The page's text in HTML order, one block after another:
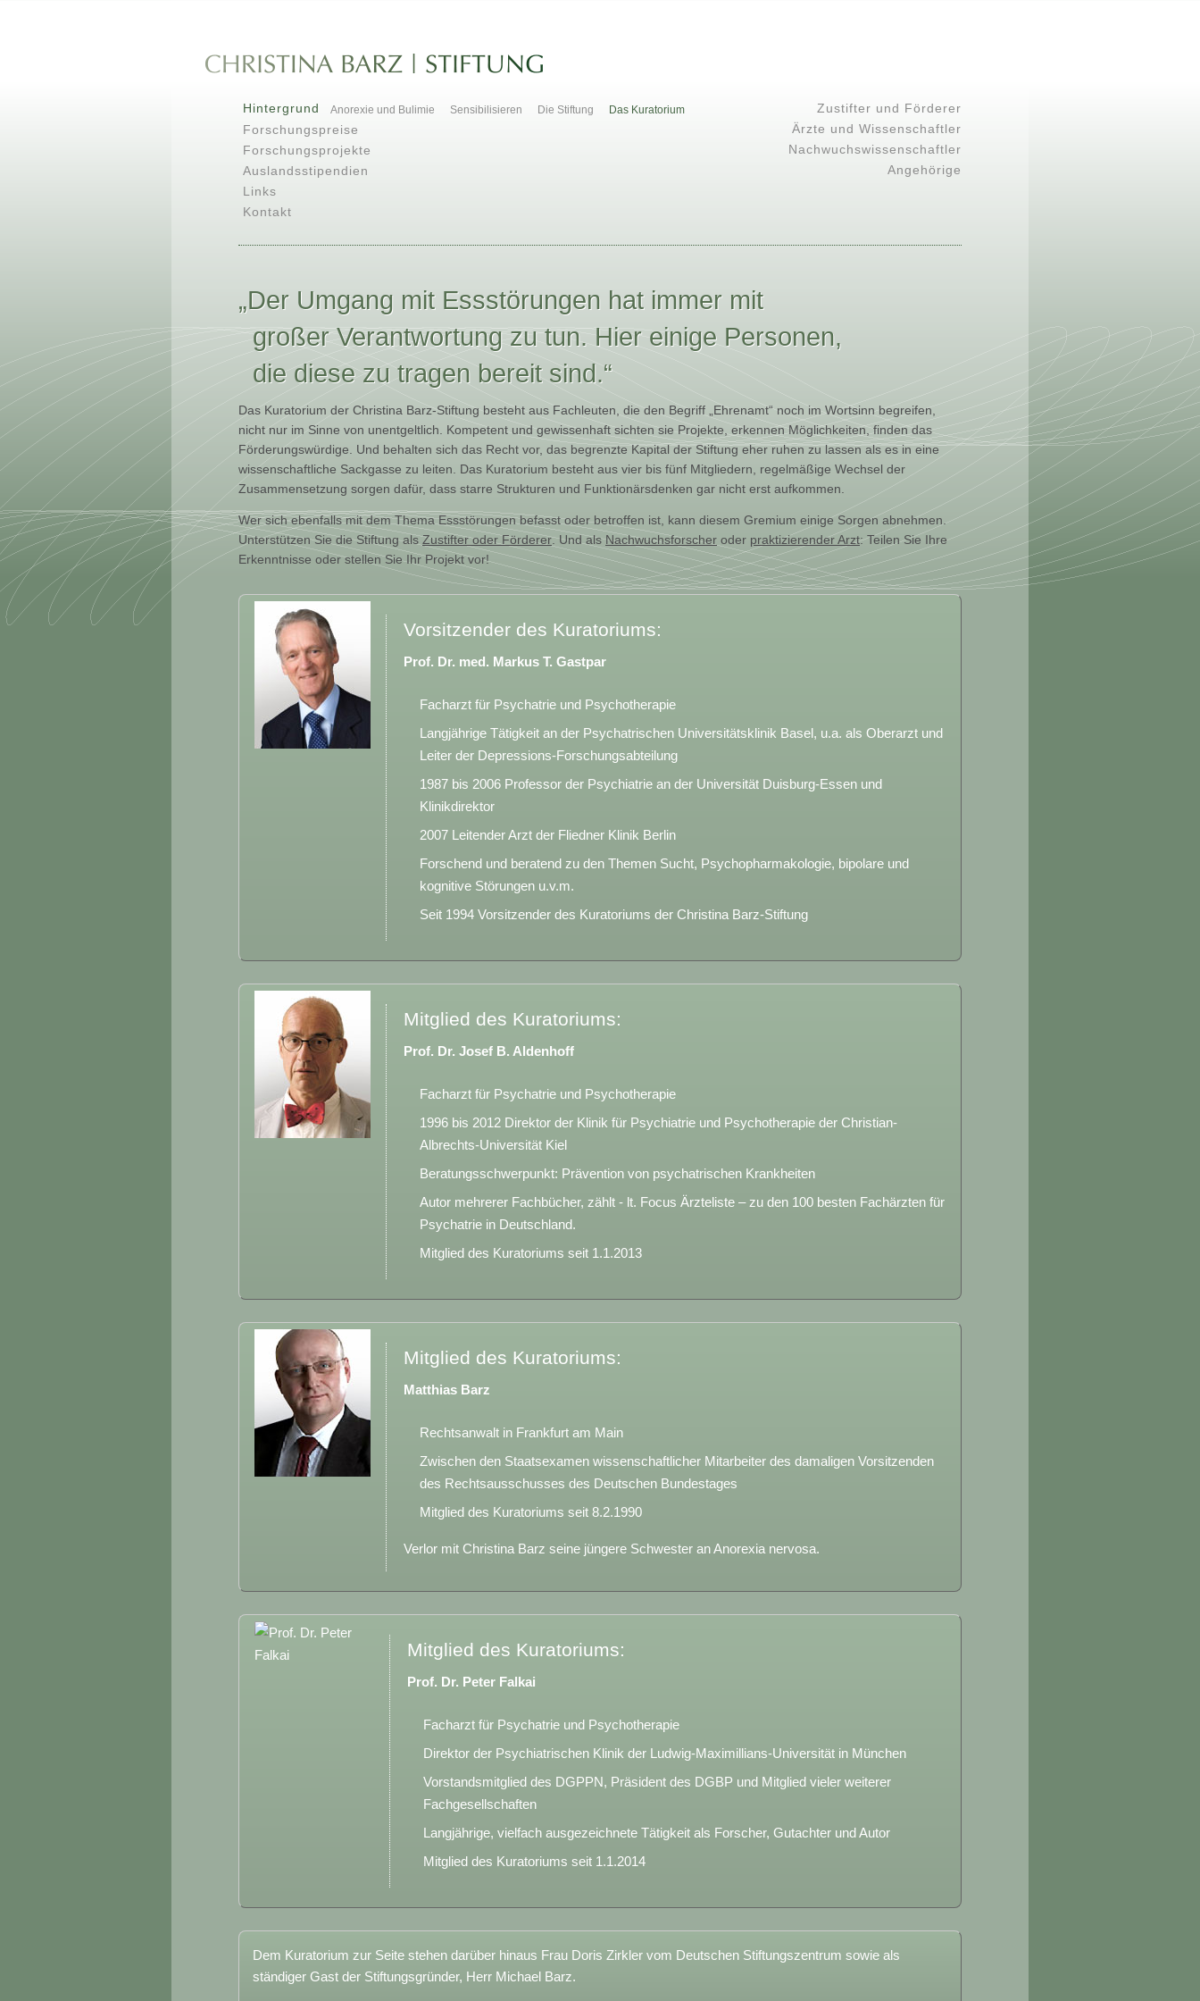
Hintergrund Anorexie und Bulimie Sensibilisieren Die Stiftung Das Kuratorium
Forschungspreise
Forschungsprojekte
Auslandsstipendien
Links
Kontakt
Zustifter und Förderer
Ärzte und Wissenschaftler
Nachwuchswissenschaftler
Angehörige
„Der Umgang mit Essstörungen hat immer mit
großer Verantwortung zu tun. Hier einige Personen,
die diese zu tragen bereit sind.“
Das Kuratorium der Christina Barz-Stiftung besteht aus Fachleuten, die den Begriff „Ehrenamt“ noch im Wortsinn begreifen,
nicht nur im Sinne von unentgeltlich. Kompetent und gewissenhaft sichten sie Projekte, erkennen Möglichkeiten, finden das
Förderungswürdige. Und behalten sich das Recht vor, das begrenzte Kapital der Stiftung eher ruhen zu lassen als es in eine
wissenschaftliche Sackgasse zu leiten. Das Kuratorium besteht aus vier bis fünf Mitgliedern, regelmäßige Wechsel der
Zusammensetzung sorgen dafür, dass starre Strukturen und Funktionärsdenken gar nicht erst aufkommen.
Wer sich ebenfalls mit dem Thema Essstörungen befasst oder betroffen ist, kann diesem Gremium einige Sorgen abnehmen.
Unterstützen Sie die Stiftung als Zustifter oder Förderer . Und als Nachwuchsforscher oder praktizierender Arzt: Teilen Sie Ihre
Erkenntnisse oder stellen Sie Ihr Projekt vor!
Vorsitzender des Kuratoriums:
Prof. Dr. med. Markus T. Gastpar
Facharzt für Psychatrie und Psychotherapie
Langjährige Tätigkeit an der Psychatrischen Universitätsklinik Basel, u.a. als Oberarzt und
Leiter der Depressions-Forschungsabteilung
1987 bis 2006 Professor der Psychiatrie an der Universität Duisburg-Essen und
Klinikdirektor
2007 Leitender Arzt der Fliedner Klinik Berlin
Forschend und beratend zu den Themen Sucht, Psychopharmakologie, bipolare und
kognitive Störungen u.v.m.
Seit 1994 Vorsitzender des Kuratoriums der Christina Barz-Stiftung
Mitglied des Kuratoriums:
Prof. Dr. Josef B. Aldenhoff
Facharzt für Psychatrie und Psychotherapie
1996 bis 2012 Direktor der Klinik für Psychiatrie und Psychotherapie der Christian-
Albrechts-Universität Kiel
Beratungsschwerpunkt: Prävention von psychatrischen Krankheiten
Autor mehrerer Fachbücher, zählt - lt. Focus Ärzteliste – zu den 100 besten Fachärzten für
Psychatrie in Deutschland.
Mitglied des Kuratoriums seit 1.1.2013
Mitglied des Kuratoriums:
Matthias Barz
Rechtsanwalt in Frankfurt am Main
Zwischen den Staatsexamen wissenschaftlicher Mitarbeiter des damaligen Vorsitzenden
des Rechtsausschusses des Deutschen Bundestages
Mitglied des Kuratoriums seit 8.2.1990
Verlor mit Christina Barz seine jüngere Schwester an Anorexia nervosa.
Mitglied des Kuratoriums:
Prof. Dr. Peter Falkai
Facharzt für Psychatrie und Psychotherapie
Direktor der Psychiatrischen Klinik der Ludwig-Maximillians-Universität in München
Vorstandsmitglied des DGPPN, Präsident des DGBP und Mitglied vieler weiterer
Fachgesellschaften
Langjährige, vielfach ausgezeichnete Tätigkeit als Forscher, Gutachter und Autor
Mitglied des Kuratoriums seit 1.1.2014
Dem Kuratorium zur Seite stehen darüber hinaus Frau Doris Zirkler vom Deutschen Stiftungszentrum sowie als
ständiger Gast der Stiftungsgründer, Herr Michael Barz.